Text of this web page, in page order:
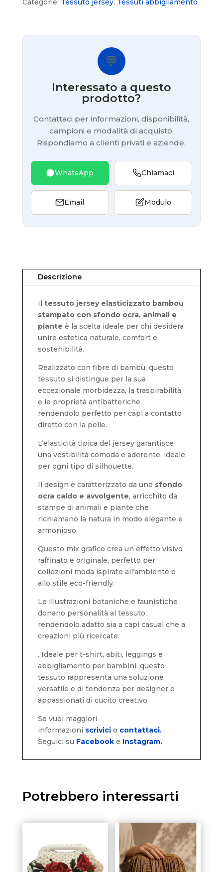
Categorie: Tessuto jersey, Tessuti abbigliamento
💬
Interessato a questo
prodotto?
Contattaci per informazioni, disponibilità,
campioni e modalità di acquisto.
Rispondiamo a clienti privati e aziende.
WhatsApp Chiamaci
Email Modulo
Descrizione
Il tessuto jersey elasticizzato bambou
stampato con sfondo ocra, animali e
piante è la scelta ideale per chi desidera
unire estetica naturale, comfort e
sostenibilità.
Realizzato con fibre di bambù, questo
tessuto si distingue per la sua
eccezionale morbidezza, la traspirabilità
e le proprietà antibatteriche,
rendendolo perfetto per capi a contatto
diretto con la pelle.
L’elasticità tipica del jersey garantisce
una vestibilità comoda e aderente, ideale
per ogni tipo di silhouette.
Il design è caratterizzato da uno sfondo
ocra caldo e avvolgente, arricchito da
stampe di animali e piante che
richiamano la natura in modo elegante e
armonioso.
Questo mix grafico crea un effetto visivo
raffinato e originale, perfetto per
collezioni moda ispirate all’ambiente e
allo stile eco-friendly.
Le illustrazioni botaniche e faunistiche
donano personalità al tessuto,
rendendolo adatto sia a capi casual che a
creazioni più ricercate.
. Ideale per t-shirt, abiti, leggings e
abbigliamento per bambini, questo
tessuto rappresenta una soluzione
versatile e di tendenza per designer e
appassionati di cucito creativo.
Se vuoi maggiori
informazioni scrivici o contattaci.
Seguici su Facebooke Instagram.
Potrebbero interessarti